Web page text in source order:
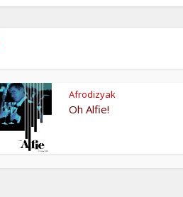
Afrodizyak
Oh Alfie!